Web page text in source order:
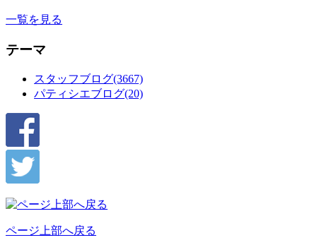
一覧を見る
テーマ
スタッフブログ(3667)
パティシエブログ(20)
ページ上部へ戻る